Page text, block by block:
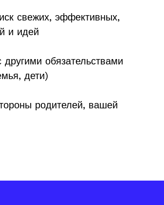
свежих, эффективных,
и идей
обязательствами
дети)
родителей, вашей